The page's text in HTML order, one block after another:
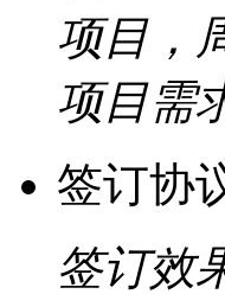
项目，
项目需
签订协
签订效